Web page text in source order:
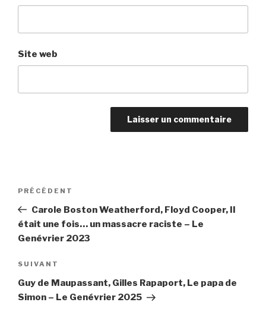
Site web
Navigation
l’article
Article
précédent
PRÉCÉDENT
Carole Boston Weatherford, Floyd Cooper, Il
était une fois… un massacre raciste – Le
Genévrier 2023
Article
suivant
SUIVANT
Guy de Maupassant, Gilles Rapaport, Le papa de
Simon – Le Genévrier 2025